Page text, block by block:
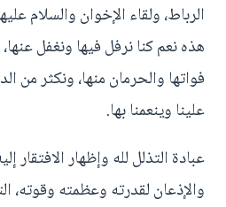
الرباط، ولقاء الإخوان والسلام
هذه نعم كنا نرفل فيها ونغفل
فواتها والحرمان منها، ونكثر من
علينا وينعمنا بها.
عبادة التذلل لله وإظهار الافتقار
والإذعان لقدرته وعظمته وقوته،